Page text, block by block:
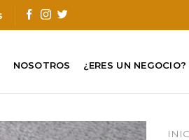
NOSOTROS ¿ERES UN NEGOCIO?